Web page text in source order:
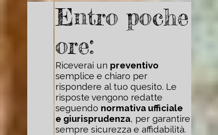
Entro poche
ore:
Riceverai un preventivo
semplice e chiaro per
rispondere al tuo quesito. Le
risposte vengono redatte
seguendo normativa ufficiale
e giurisprudenza, per garantire
sempre sicurezza e affidabilità.